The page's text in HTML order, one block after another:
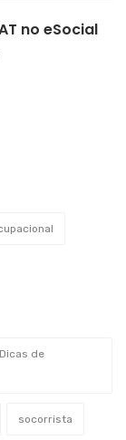
no eSocial
de
socorrista